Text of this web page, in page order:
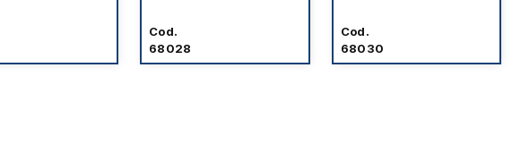
Cod.
68028
Cod.
68030